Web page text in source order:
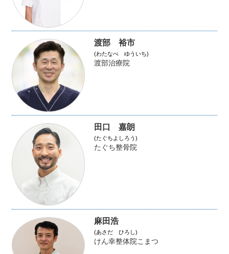
渡部 裕市
(わたなべ ゆういち)
渡部治療院
田口 嘉朗
(たぐちよしろう)
たぐち整骨院
麻田浩
(あさだ ひろし)
けん幸整体院こまつ